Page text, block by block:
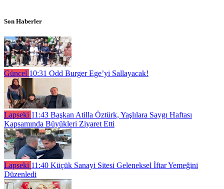
Son Haberler
Güncel 10:31 Odd Burger Ege’yi Sallayacak!
Lapseki 11:43 Başkan Atilla Öztürk, Yaşlılara Saygı Haftası
Kapsamında Büyükleri Ziyaret Etti
Lapseki 11:40 Küçük Sanayi Sitesi Geleneksel İftar Yemeğini
Düzenledi